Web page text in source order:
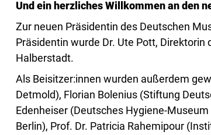
Und ein herzliches Willkommen an den
Zur neuen Präsidentin des Deutschen
Präsidentin wurde Dr. Ute Pott,
Halberstadt.
Als Beisitzer:innen wurden außerdem
Detmold), Florian Bolenius (Stiftung
Edenheiser (Deutsches Hygiene-
Berlin), Prof. Dr. Patricia Rahemipour